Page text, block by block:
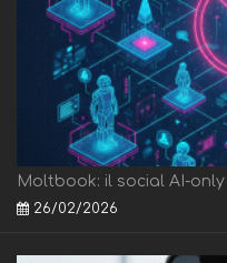
Moltbook: il social AI-
26/02/2026